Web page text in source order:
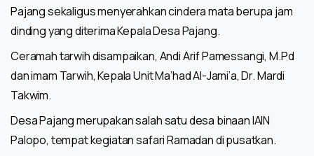
Pajang sekaligus menyerahkan cindera mata berupa jam
dinding yang diterima Kepala Desa Pajang.
Ceramah tarwih disampaikan, Andi Arif Pamessangi, M.Pd
dan imam Tarwih, Kepala Unit Ma’had Al-Jami’a, Dr. Mardi
Takwim.
Desa Pajang merupakan salah satu desa binaan IAIN
Palopo, tempat kegiatan safari Ramadan di pusatkan.